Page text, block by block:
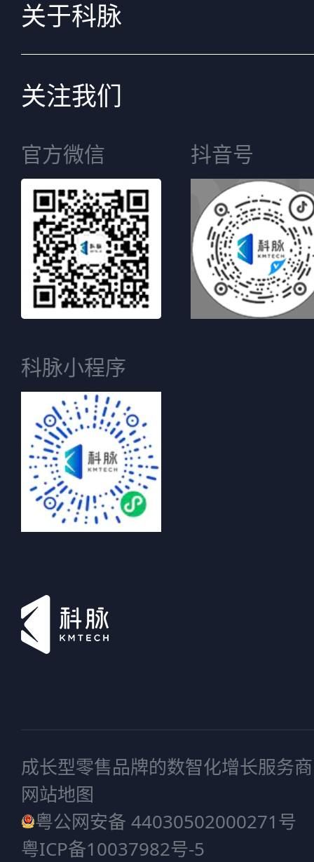
关于科脉
关注我们
官方微信 抖音号
科脉小程序
成长型零售品牌的数智化增长服务商
网站地图
粤公网安备 44030502000271号
粤ICP备10037982号-5